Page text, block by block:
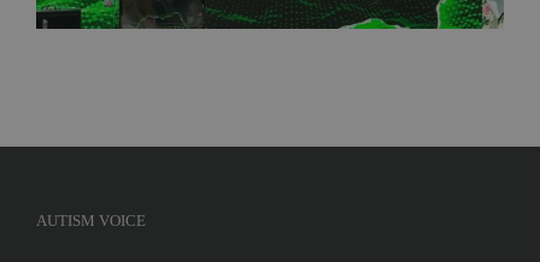
AUTISM VOICE